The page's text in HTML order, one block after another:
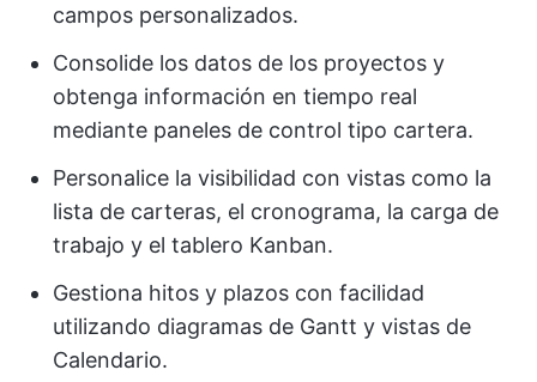
campos personalizados.
Consolide los datos de los proyectos y
obtenga información en tiempo real
mediante paneles de control tipo cartera.
Personalice la visibilidad con vistas como la
lista de carteras, el cronograma, la carga de
trabajo y el tablero Kanban.
Gestiona hitos y plazos con facilidad
utilizando diagramas de Gantt y vistas de
Calendario.